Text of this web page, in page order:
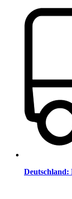
Deutschland: